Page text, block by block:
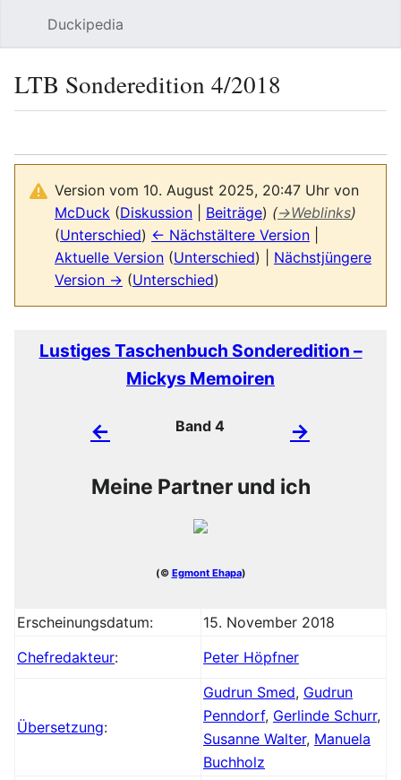
Duckipedia
LTB Sonderedition 4/2018
Version vom 10. August 2025, 20:47 Uhr von
McDuck (Diskussion Beiträge) (→Weblinks)
(Unterschied) ← Nächstältere Version
Aktuelle Version (Unterschied) | Nächstjüngere
Version → (Unterschied)
Lustiges Taschenbuch Sonderedition –
Mickys Memoiren
← Band 4 →
Meine Partner und ich
(© Egmont Ehapa)
Erscheinungsdatum:
15. November 2018
Chefredakteur: Peter Höpfner
Übersetzung:
Gudrun Smed, Gudrun
Penndorf, Gerlinde Schurr,
Susanne Walter, Manuela
Buchholz